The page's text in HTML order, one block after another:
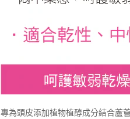
專為頭皮添加植物植醇成分結合蘆